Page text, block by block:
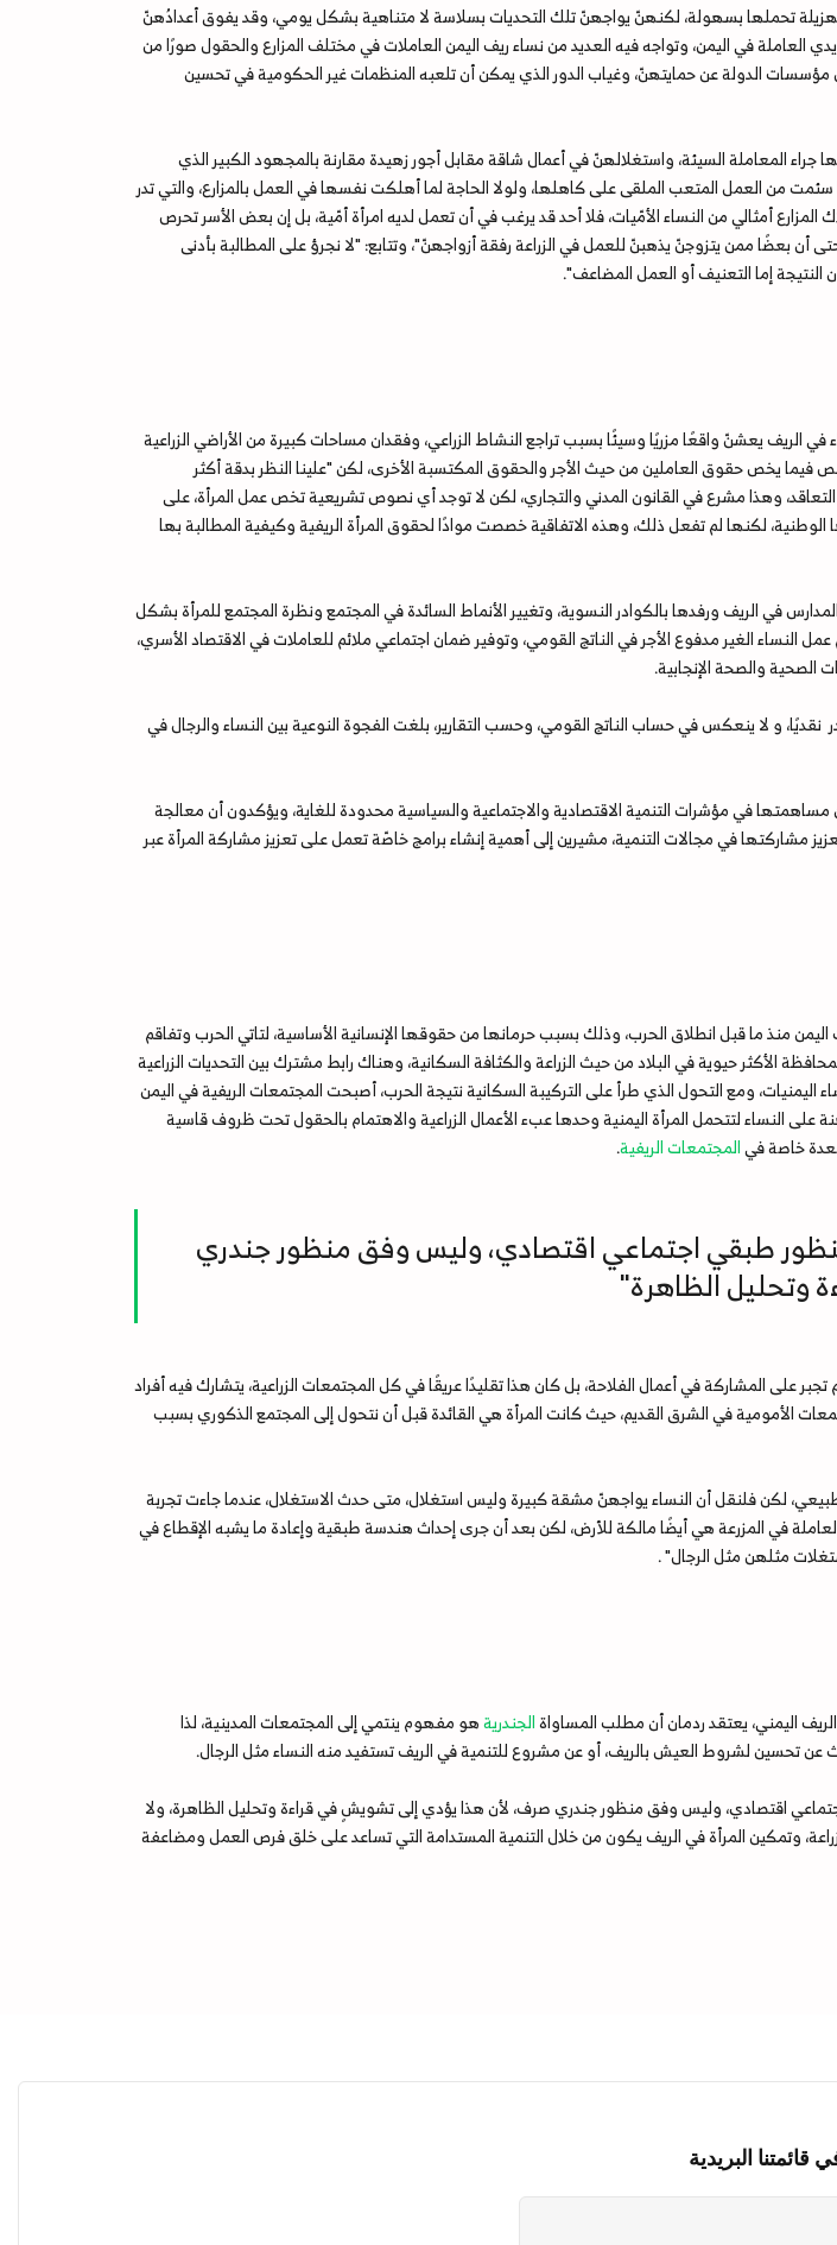
تحملها بسهولة، لكنهنّ يواجهنّ تلك التحديات بسلاسة لا متناهية بشكل يومي، وقد يفوق أعدادُهنّ
العاملة في اليمن، وتواجه فيه العديد من نساء ريف اليمن العاملات في مختلف المزارع والحقول صورًا من
الدولة عن حمايتهنّ، وغياب الدور الذي يمكن أن تلعبه المنظمات غير الحكومية في تحسين
المعاملة السيئة، واستغلالهنّ في أعمال شاقة مقابل أجور زهيدة مقارنة بالمجهود الكبير الذي
والتي قالت إنها سئمت من العمل المتعب الملقى على كاهلها، ولولا الحاجة لما أهلكت نفسها في العمل بالمزارع، والتي تدر
أمثالي من النساء الأمّيات، فلا أحد قد يرغب في أن تعمل لديه امرأة أمّية، بل إن بعض الأسر تحرص
بعضًا ممن يتزوجنّ يذهبنّ للعمل في الزراعة رفقة أزواجهنّ"، وتتابع: "لا نجرؤ على المطالبة بأدنى
النتيجة إما التعنيف أو العمل المضاعف".
الريف يعشنّ واقعًا مزريًا وسيئًا بسبب تراجع النشاط الزراعي، وفقدان مساحات كبيرة من الأراضي الزراعية
فيما يخص حقوق العاملين من حيث الأجر والحقوق المكتسبة الأخرى، لكن "علينا النظر بدقة أكثر
وهذا مشرع في القانون المدني والتجاري، لكن لا توجد أي نصوص تشريعية تخص عمل المرأة، على
الوطنية، لكنها لم تفعل ذلك، وهذه الاتفاقية خصصت موادًا لحقوق المرأة الريفية وكيفية المطالبة بها
في الريف ورفدها بالكوادر النسوية، وتغيير الأنماط السائدة في المجتمع ونظرة المجتمع للمرأة بشكل
النساء الغير مدفوع الأجر في الناتج القومي، وتوفير ضمان اجتماعي ملائم للعاملات في الاقتصاد الأسري،
والصحة الإنجابية.
نقديًا، و لا ينعكس في حساب الناتج القومي، وحسب التقارير، بلغت الفجوة النوعية بين النساء والرجال في
أن مساهمتها في مؤشرات التنمية الاقتصادية والاجتماعية والسياسية محدودة للغاية، ويؤكدون أن معالجة
مشاركتها في مجالات التنمية، مشيرين إلى أهمية إنشاء برامج خاصّة تعمل على تعزيز مشاركة المرأة عبر
منذ ما قبل انطلاق الحرب، وذلك بسبب حرمانها من حقوقها الإنسانية الأساسية، لتاتي الحرب وتفاقم
الأكثر حيوية في البلاد من حيث الزراعة والكثافة السكانية، وهناك رابط مشترك بين التحديات الزراعية
اليمنيات، ومع التحول الذي طرأ على التركيبة السكانية نتيجة الحرب، أصبحت المجتمعات الريفية في اليمن
النساء لتتحمل المرأة اليمنية وحدها عبء الأعمال الزراعية والاهتمام بالحقول تحت ظروف قاسية
خاصة فيالمجتمعات الريفية.
طبقي اجتماعي اقتصادي، وليس وفق منظور جندري
وتحليل الظاهرة"
على المشاركة في أعمال الفلاحة، بل كان هذا تقليدًا عريقًا في كل المجتمعات الزراعية، يتشارك فيه أفراد
الأمومية في الشرق القديم، حيث كانت المرأة هي القائدة قبل أن نتحول إلى المجتمع الذكوري بسبب
لكن فلنقل أن النساء يواجهنّ مشقة كبيرة وليس استغلال، متى حدث الاستغلال، عندما جاءت تجربة
في المزرعة هي أيضًا مالكة للأرض، لكن بعد أن جرى إحداث هندسة طبقية وإعادة ما يشبه الإقطاع في
مثلهن مثل الرجال" .
اليمني، يعتقد ردمان أن مطلب المساواةالجندريةهو مفهوم ينتمي إلى المجتمعات المدينية، لذا
تحسين لشروط العيش بالريف، أو عن مشروع للتنمية في الريف تستفيد منه النساء مثل الرجال.
اقتصادي، وليس وفق منظور جندري صرف، لأن هذا يؤدي إلى تشويشٍ في قراءة وتحليل الظاهرة، ولا
وتمكين المرأة في الريف يكون من خلال التنمية المستدامة التي تساعد على خلق فرص العمل ومضاعفة
البريدية